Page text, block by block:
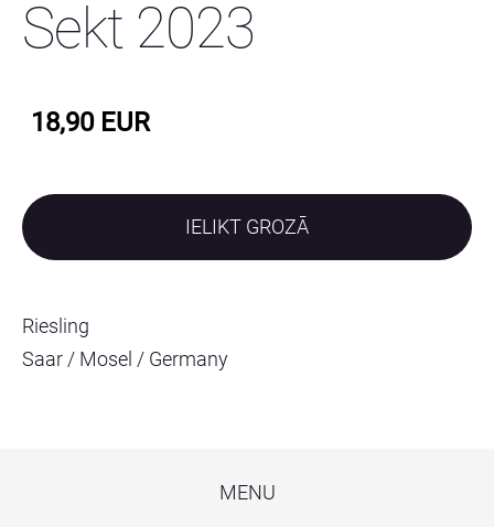
Sekt 2023
18,90 EUR
IELIKT GROZĀ
Riesling
Saar / Mosel / Germany
MENU